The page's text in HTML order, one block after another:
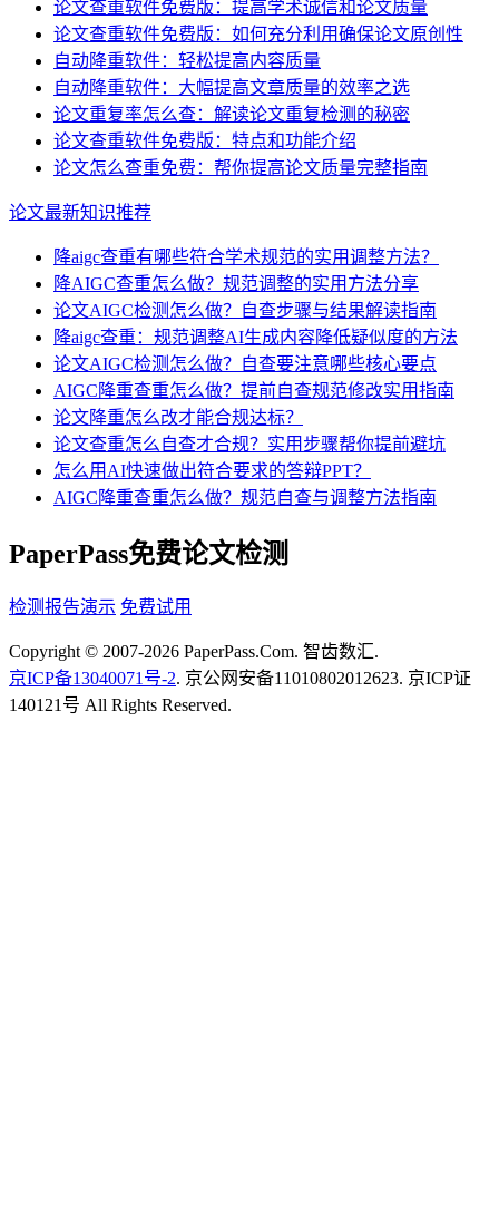
论文查重软件免费版：提高学术诚信和论文质量
论文查重软件免费版：如何充分利用确保论文原创性
自动降重软件：轻松提高内容质量
自动降重软件：大幅提高文章质量的效率之选
论文重复率怎么查：解读论文重复检测的秘密
论文查重软件免费版：特点和功能介绍
论文怎么查重免费：帮你提高论文质量完整指南
论文最新知识推荐
降aigc查重有哪些符合学术规范的实用调整方法？
降AIGC查重怎么做？规范调整的实用方法分享
论文AIGC检测怎么做？自查步骤与结果解读指南
降aigc查重：规范调整AI生成内容降低疑似度的方法
论文AIGC检测怎么做？自查要注意哪些核心要点
AIGC降重查重怎么做？提前自查规范修改实用指南
论文降重怎么改才能合规达标？
论文查重怎么自查才合规？实用步骤帮你提前避坑
怎么用AI快速做出符合要求的答辩PPT？
AIGC降重查重怎么做？规范自查与调整方法指南
PaperPass免费论文检测
检测报告演示 免费试用
Copyright © 2007-2026 PaperPass.Com. 智齿数汇.
京ICP备13040071号-2. 京公网安备11010802012623. 京ICP证
140121号 All Rights Reserved.